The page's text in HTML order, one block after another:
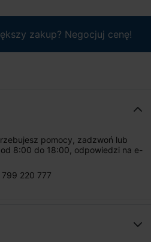
zakup? Negocjuj cenę!
pomocy, zadzwoń lub
8:00 do 18:00, odpowiedzi na e-
220 777